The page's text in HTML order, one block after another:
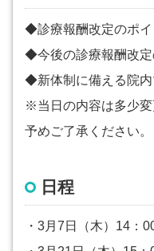
◆診療報酬改定のポイ
◆今後の診療報酬改定
◆新体制に備える院
※当日の内容は多少
予めご了承ください。
日程
・3月7日（木）14：